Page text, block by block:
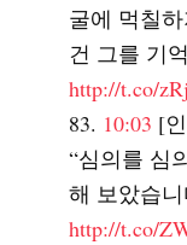
굴에 먹칠
건 그를 기
http://t.co/
10:03 [
“심의를 심
해 보았습니
http://t.co/